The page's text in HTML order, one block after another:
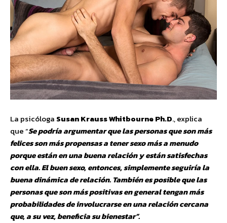
La psicóloga Susan Krauss Whitbourne Ph.D., explica
que “Se podría argumentar que las personas que son más
felices son más propensas a tener sexo más a menudo
porque están en una buena relación y están satisfechas
con ella. El buen sexo, entonces, simplemente seguiría la
buena dinámica de relación. También es posible que las
personas que son más positivas en general tengan más
probabilidades de involucrarse en una relación cercana
que, a su vez, beneficia su bienestar”.